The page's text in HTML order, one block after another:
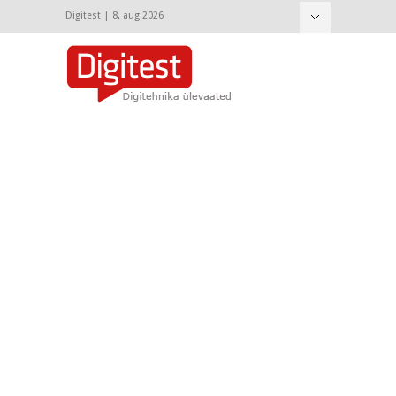
Digitest | 8. aug 2026